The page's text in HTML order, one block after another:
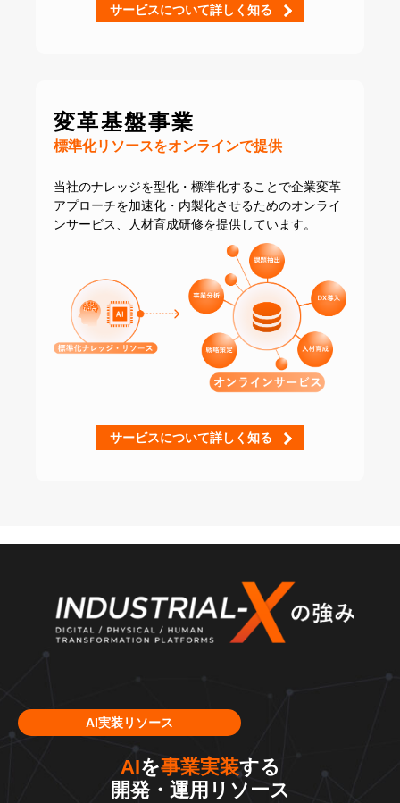
サービスについて詳しく知る
変革基盤事業
標準化リソースをオンラインで提供
当社のナレッジを型化・標準化することで企業変革
アプローチを加速化・内製化させるためのオンライ
ンサービス、人材育成研修を提供しています。
サービスについて詳しく知る
AI実装リソース
AIを事業実装する
開発・運用リソース